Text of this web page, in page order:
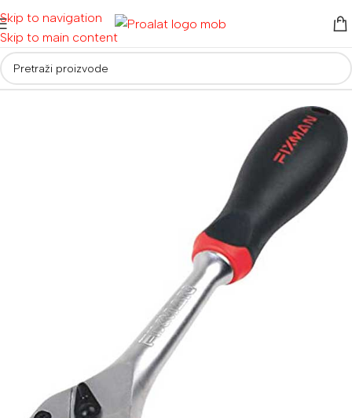
Skip to navigation
Skip to main content
Početna/ Auto i moto oprema